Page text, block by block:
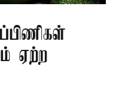
ஏற்ற